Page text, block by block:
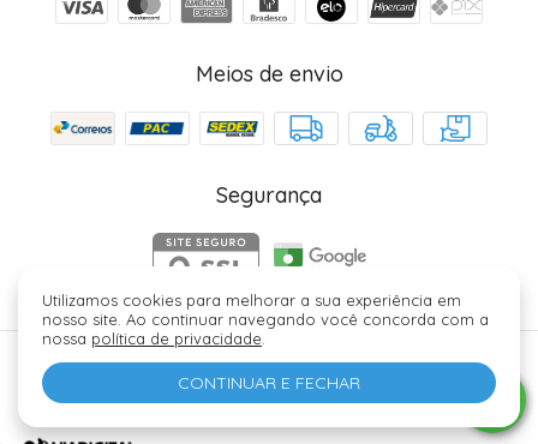
Utilizamos cookies para melhorar a sua experiência em
nosso site. Ao continuar navegando você concorda com a
nossa política de privacidade
CONTINUAR E FECHAR
Meios de envio
Segurança
Júlia Fez Cosméticos - 40006329000184. Copyright ©
2026 - Todos os direitos reservados.